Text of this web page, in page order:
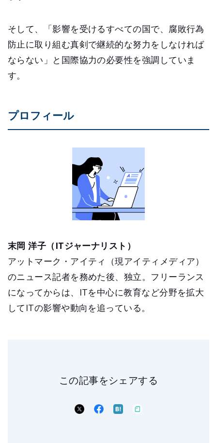
そして、「影響を受けるすべての国で、腐敗行為
防止に取り組む真剣で継続的な努力をしなければ
ならない」と国際協力の必要性を強調していま
す。
プロフィール
末岡 洋子（ITジャーナリスト）
アットマーク・アイティ（現アイティメディア）
のニュース記者を務めた後、独立。フリーランス
になってからは、ITを中心に教育など分野を拡大
してITの影響や動向を追っている。
この記事をシェアする